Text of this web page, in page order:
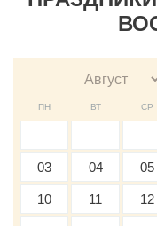
ПН ВТ СР
03 04 05
10 11 12